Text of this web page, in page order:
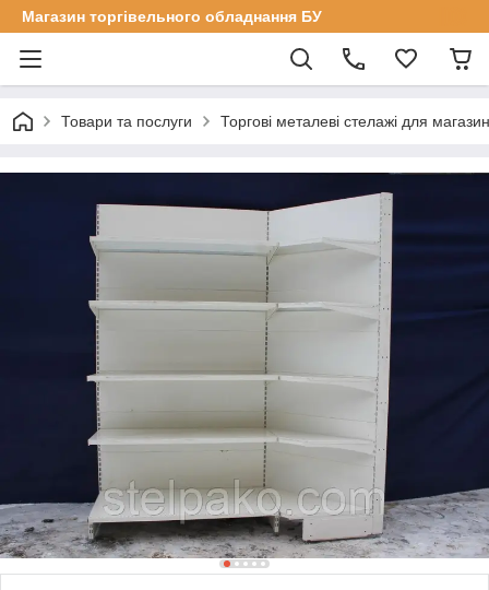
Магазин торгівельного обладнання БУ
Товари та послуги Торгові металеві стелажі для